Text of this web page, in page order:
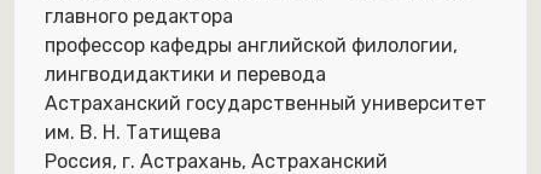
главного редактора
профессор кафедры английской филологии,
лингводидактики и перевода
Астраханский государственный университет
им. В. Н. Татищева
Россия, г. Астрахань, Астраханский